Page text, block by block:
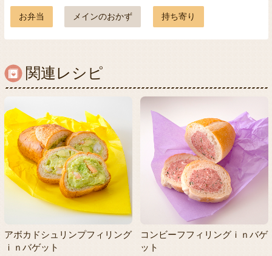
お弁当 メインのおかず 持ち寄り
関連レシピ
アボカドシュリンプフィリング
ｉｎバゲット
コンビーフフィリングｉｎバゲ
ット